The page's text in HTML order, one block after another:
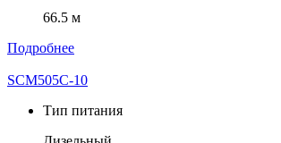
66.5 м
Подробнее
SCM505C-10
Тип питания